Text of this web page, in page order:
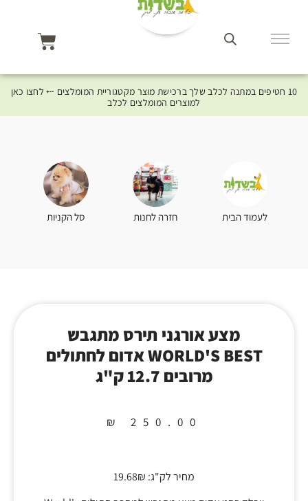
10 חטיפים במתנה לכלב שלך ברכישת מוצר מקטגוריית המומלצים ⤎ לחצו כאן
למוצרים המומלצים לכלב
לעמוד הבית חזרה לחנות סל הקניות
מצע אורגני תירס מתגבש
WORLD'S BEST אדום לחתולים
מרובים 12.7 ק"ג
₪ 250.00
מחיר לק"ג: 19.68₪